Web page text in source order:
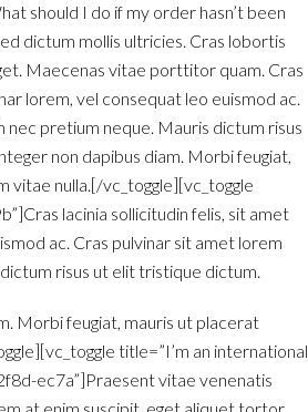
should I do if my order hasn’t been
dictum mollis ultricies. Cras lobortis
Maecenas vitae porttitor quam. Cras
lorem, vel consequat leo euismod ac.
nec pretium neque. Mauris dictum risus
non dapibus diam. Morbi feugiat,
vitae nulla.[/vc_toggle][vc_toggle
lacinia sollicitudin felis, sit amet
ac. Cras pulvinar sit amet lorem
risus ut elit tristique dictum.
Morbi feugiat, mauris ut placerat
title=”I’m an international
ec7a”]Praesent vitae venenatis